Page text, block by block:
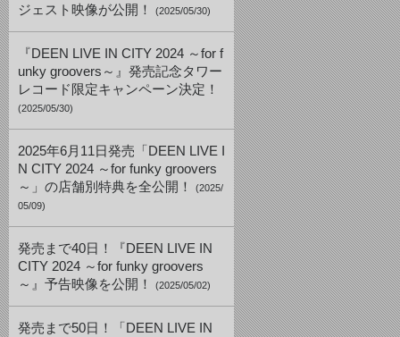
ジェスト映像が公開！
(2025/05/30)
『DEEN LIVE IN CITY 2024 ～for f
unky groovers～』発売記念タワー
レコード限定キャンペーン決定！
(2025/05/30)
2025年6月11日発売「DEEN LIVE I
N CITY 2024 ～for funky groovers
～」の店舗別特典を全公開！
(2025/
05/09)
発売まで40日！『DEEN LIVE IN
CITY 2024 ～for funky groovers
～』予告映像を公開！
(2025/05/02)
発売まで50日！「DEEN LIVE IN